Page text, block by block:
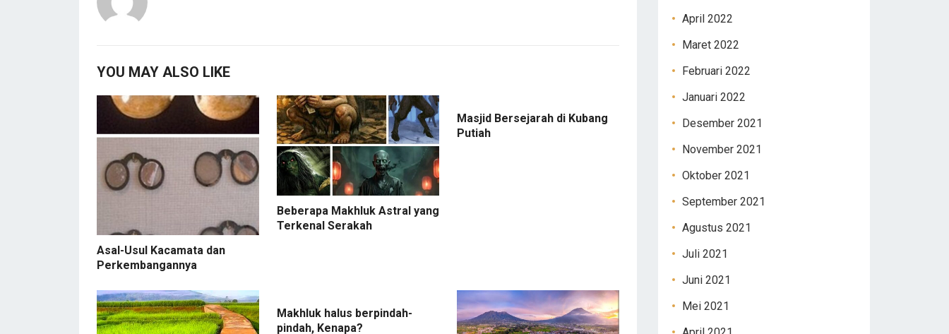
YOU MAY ALSO LIKE
Asal-Usul Kacamata dan
Perkembangannya
Beberapa Makhluk Astral yang
Terkenal Serakah
Masjid Bersejarah di Kubang
Putiah
Makhluk halus berpindah-
pindah, Kenapa?
April 2022
Maret 2022
Februari 2022
Januari 2022
Desember 2021
November 2021
Oktober 2021
September 2021
Agustus 2021
Juli 2021
Juni 2021
Mei 2021